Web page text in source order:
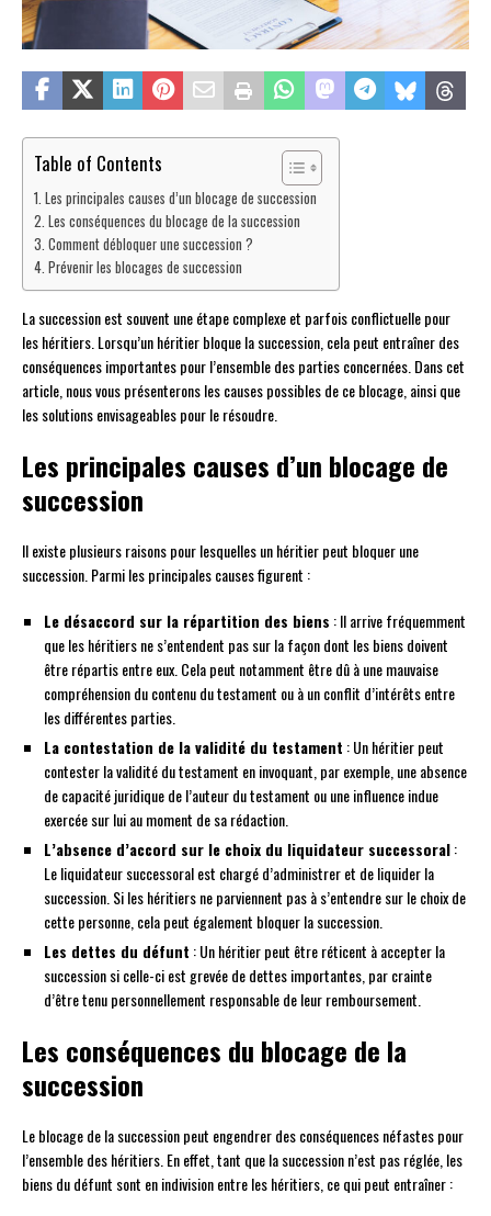
Table of Contents
Les principales causes d’un blocage de succession
Les conséquences du blocage de la succession
Comment débloquer une succession ?
Prévenir les blocages de succession
La succession est souvent une étape complexe et parfois conflictuelle pour
les héritiers. Lorsqu’un héritier bloque la succession, cela peut entraîner des
conséquences importantes pour l’ensemble des parties concernées. Dans cet
article, nous vous présenterons les causes possibles de ce blocage, ainsi que
les solutions envisageables pour le résoudre.
Les principales causes d’un blocage de
succession
Il existe plusieurs raisons pour lesquelles un héritier peut bloquer une
succession. Parmi les principales causes figurent :
Le désaccord sur la répartition des biens : Il arrive fréquemment
que les héritiers ne s’entendent pas sur la façon dont les biens doivent
être répartis entre eux. Cela peut notamment être dû à une mauvaise
compréhension du contenu du testament ou à un conflit d’intérêts entre
les différentes parties.
La contestation de la validité du testament : Un héritier peut
contester la validité du testament en invoquant, par exemple, une absence
de capacité juridique de l’auteur du testament ou une influence indue
exercée sur lui au moment de sa rédaction.
L’absence d’accord sur le choix du liquidateur successoral:
Le liquidateur successoral est chargé d’administrer et de liquider la
succession. Si les héritiers ne parviennent pas à s’entendre sur le choix de
cette personne, cela peut également bloquer la succession.
Les dettes du défunt : Un héritier peut être réticent à accepter la
succession si celle-ci est grevée de dettes importantes, par crainte
d’être tenu personnellement responsable de leur remboursement.
Les conséquences du blocage de la
succession
Le blocage de la succession peut engendrer des conséquences néfastes pour
l’ensemble des héritiers. En effet, tant que la succession n’est pas réglée, les
biens du défunt sont en indivision entre les héritiers, ce qui peut entraîner :